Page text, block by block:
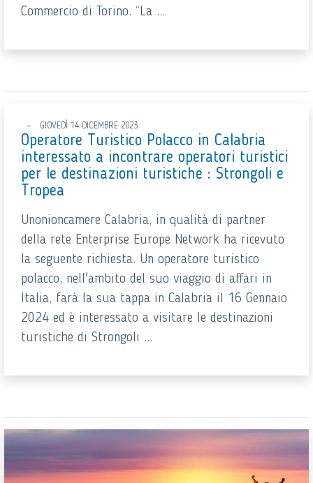
Commercio di Torino. “La ...
GIOVEDÌ 14 DICEMBRE 2023
Operatore Turistico Polacco in Calabria
interessato a incontrare operatori turistici
per le destinazioni turistiche : Strongoli e
Tropea
Unonioncamere Calabria, in qualità di partner
della rete Enterprise Europe Network ha ricevuto
la seguente richiesta. Un operatore turistico
polacco, nell'ambito del suo viaggio di affari in
Italia, farà la sua tappa in Calabria il 16 Gennaio
2024 ed è interessato a visitare le destinazioni
turistiche di Strongoli ...